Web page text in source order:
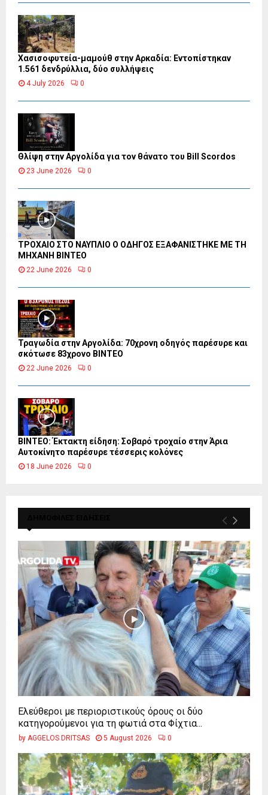
Χασισοφυτεία-μαμούθ στην Αρκαδία: Εντοπίστηκαν
1.561 δενδρύλλια, δύο συλλήψεις
4 July 2026 0
Θλίψη στην Αργολίδα για τον θάνατο του Bill Scordos
23 June 2026 0
ΤΡΟΧΑΙΟ ΣΤΟ ΝΑΥΠΛΙΟ Ο ΟΔΗΓΟΣ ΕΞΑΦΑΝΙΣΤΗΚΕ ΜΕ ΤΗ
ΜΗΧΑΝΗ ΒΙΝΤΕΟ
22 June 2026 0
Τραγωδία στην Αργολίδα: 70χρονη οδηγός παρέσυρε και
σκότωσε 83χρονο ΒΙΝΤΕΟ
22 June 2026 0
ΒΙΝΤΕΟ: Έκτακτη είδηση: Σοβαρό τροχαίο στην Άρια
Αυτοκίνητο παρέσυρε τέσσερις κολόνες
18 June 2026 0
Ελεύθεροι με περιοριστικούς όρους οι δύο
κατηγορούμενοι για τη φωτιά στα Φίχτια...
by AGGELOS DRITSAS 5 August 2026 0